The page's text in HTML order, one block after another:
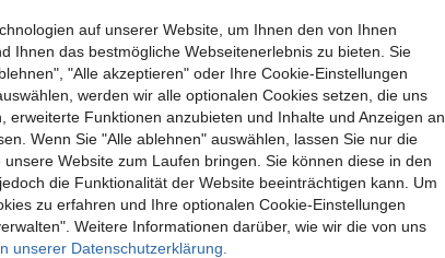
Hilfreich (1)
auf unserer Website, um Ihnen den von Ihnen
Ihnen das bestmögliche Webseitenerlebnis zu bieten. Sie
"Alle akzeptieren" oder Ihre Cookie-Einstellungen
werden wir alle optionalen Cookies setzen, die uns
erweiterte Funktionen anzubieten und Inhalte und Anzeigen an
Wenn Sie "Alle ablehnen" auswählen, lassen Sie nur die
Website zum Laufen bringen. Sie können diese in den
die Funktionalität der Website beeinträchtigen kann. Um
zu erfahren und Ihre optionalen Cookie-Einstellungen
Weitere Informationen darüber, wie wir die von uns
unserer Datenschutzerklärung.